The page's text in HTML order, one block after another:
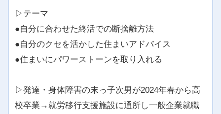
▷テーマ
●自分に合わせた終活での断捨離方法
●自分のクセを活かした住まいアドバイス
●住まいにパワーストーンを取り入れる
▷発達・身体障害の末っ子次男が2024年春から高
校卒業→就労移行支援施設に通所し一般企業就職